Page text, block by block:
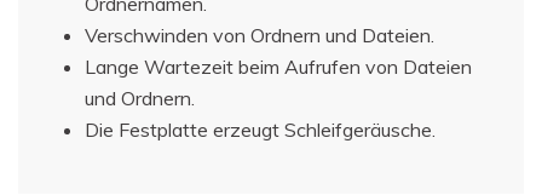
Verschwinden von Ordnern und Dateien.
Lange Wartezeit beim Aufrufen von Dateien
und Ordnern.
Die Festplatte erzeugt Schleifgeräusche.